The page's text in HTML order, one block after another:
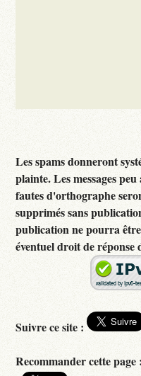
Les spams donneront
plainte. Les messages
fautes d'orthographe
supprimés sans
publication ne pourra
éventuel droit de réponse
Suivre ce site :
Recommander cette page :